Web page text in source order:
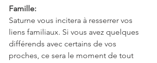
Famille:
Saturne vous incitera à resserrer vos
liens familiaux. Si vous avez quelques
différends avec certains de vos
proches, ce sera le moment de tout